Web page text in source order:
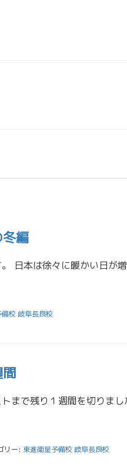
冬編
校 岐阜長良校
リー: 東進衛星予備校 岐阜長良校